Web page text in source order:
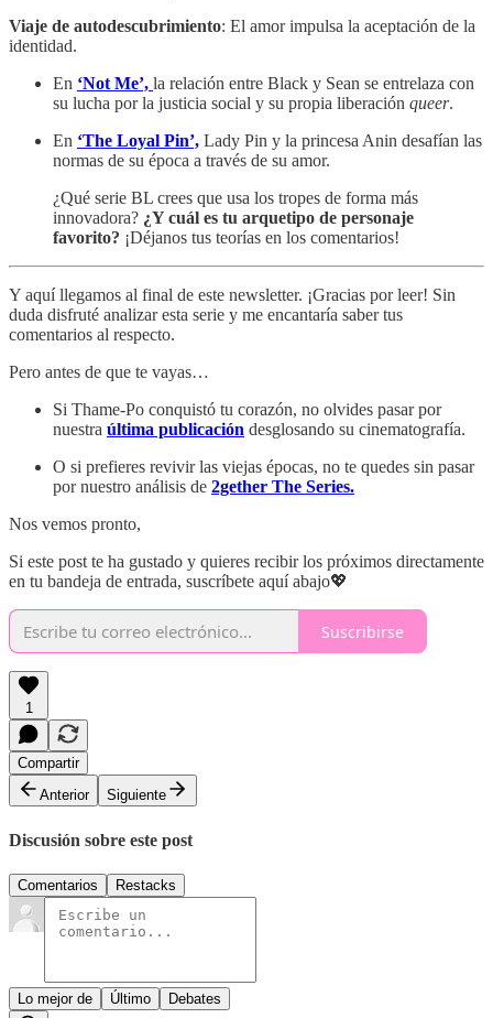
Viaje de autodescubrimiento: El amor impulsa la aceptación de la
identidad.
En ‘Not Me’, la relación entre Black y Sean se entrelaza con
su lucha por la justicia social y su propia liberación queer.
En ‘The Loyal Pin’, Lady Pin y la princesa Anin desafían las
normas de su época a través de su amor.
¿Qué serie BL crees que usa los tropes de forma más
innovadora? ¿Y cuál es tu arquetipo de personaje
favorito? ¡Déjanos tus teorías en los comentarios!
Y aquí llegamos al final de este newsletter. ¡Gracias por leer! Sin
duda disfruté analizar esta serie y me encantaría saber tus
comentarios al respecto.
Pero antes de que te vayas…
Si Thame-Po conquistó tu corazón, no olvides pasar por
nuestra última publicación desglosando su cinematografía.
O si prefieres revivir las viejas épocas, no te quedes sin pasar
por nuestro análisis de 2gether The Series.
Nos vemos pronto,
Si este post te ha gustado y quieres recibir los próximos directamente
en tu bandeja de entrada, suscríbete aquí abajo💖
Suscribirse
1
Compartir
Anterior
Siguiente
Discusión sobre este post
Comentarios Restacks
Lo mejor de Último Debates